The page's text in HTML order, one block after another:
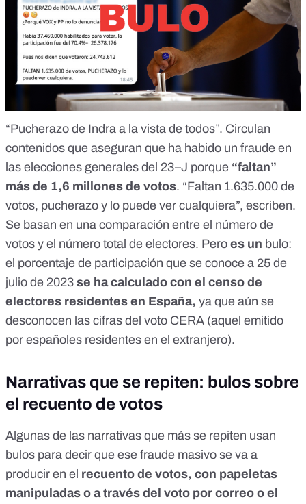
“Pucherazo de Indra a la vista de todos”. Circulan
contenidos que aseguran que ha habido un fraude en
las elecciones generales del 23–J porque “faltan”
más de 1,6 millones de votos. “Faltan 1.635.000 de
votos, pucherazo y lo puede ver cualquiera”, escriben.
Se basan en una comparación entre el número de
votos y el número total de electores. Pero es un bulo:
el porcentaje de participación que se conoce a 25 de
julio de 2023 se ha calculado con el censo de
electores residentes en España, ya que aún se
desconocen las cifras del voto CERA (aquel emitido
por españoles residentes en el extranjero).
Narrativas que se repiten: bulos sobre
el recuento de votos
Algunas de las narrativas que más se repiten usan
bulos para decir que ese fraude masivo se va a
producir en el recuento de votos, con papeletas
manipuladas o a través del voto por correo o el